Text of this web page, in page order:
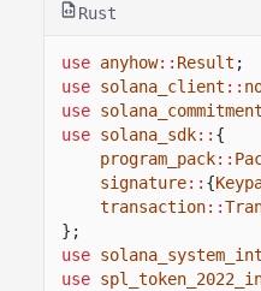
Rust
use anyhow:: Result ;
use solana_client ::
use
use solana_sdk:: {
program_pack::
signature:: {
transaction::
};
use
use